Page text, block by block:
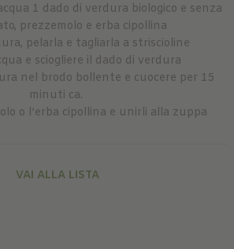
1 dado di verdura biologico e senza
prezzemolo e erba cipollina
pelarla e tagliarla a striscioline
e sciogliere il dado di verdura
nel brodo bollente e cuocere per 15
minuti ca.
o l’erba cipollina e unirli alla zuppa
VAI ALLA LISTA